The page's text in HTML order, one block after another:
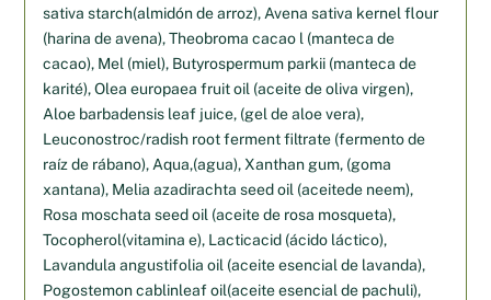
sativa starch(almidón de arroz), Avena sativa kernel flour
(harina de avena), Theobroma cacao l (manteca de
cacao), Mel (miel), Butyrospermum parkii (manteca de
karité), Olea europaea fruit oil (aceite de oliva virgen),
Aloe barbadensis leaf juice, (gel de aloe vera),
Leuconostroc/radish root ferment filtrate (fermento de
raíz de rábano), Aqua,(agua), Xanthan gum, (goma
xantana), Melia azadirachta seed oil (aceitede neem),
Rosa moschata seed oil (aceite de rosa mosqueta),
Tocopherol(vitamina e), Lacticacid (ácido láctico),
Lavandula angustifolia oil (aceite esencial de lavanda),
Pogostemon cablinleaf oil(aceite esencial de pachuli),